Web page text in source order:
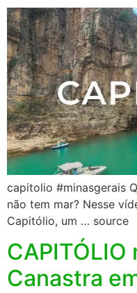
capitolio #minasgerais
não tem mar? Nesse
Capitólio, um … source
CAPITÓLIO
Canastra